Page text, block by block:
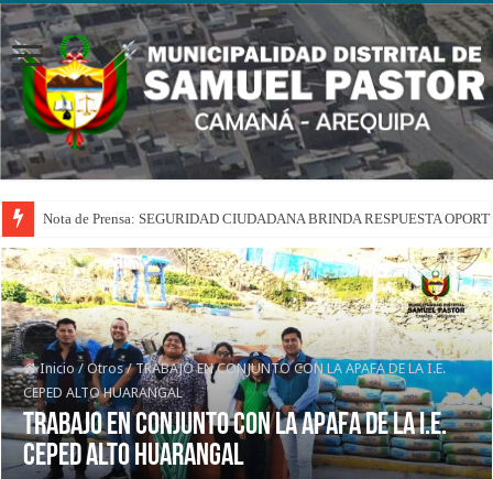
Nota de Prensa: SEGURIDAD CIUDADANA BRINDA RESPUESTA
Inicio / Otros / TRABAJO EN CONJUNTO CON LA APAFA DE LA I.E.
CEPED ALTO HUARANGAL
TRABAJO EN CONJUNTO CON LA APAFA DE LA I.E.
CEPED ALTO HUARANGAL